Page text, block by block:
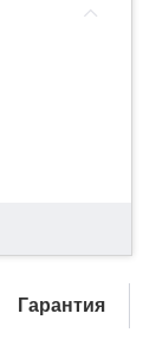
Гарантия